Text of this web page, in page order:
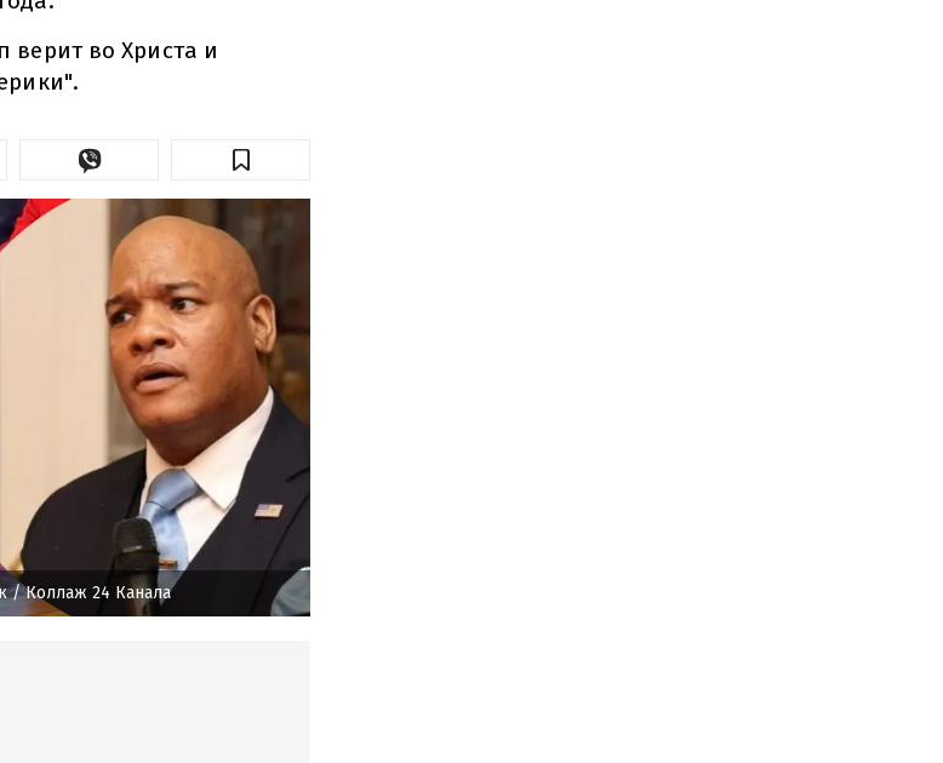
верит во Христа и
/ Коллаж 24 Канала